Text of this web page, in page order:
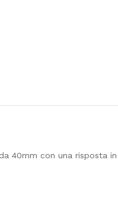
40mm con una risposta